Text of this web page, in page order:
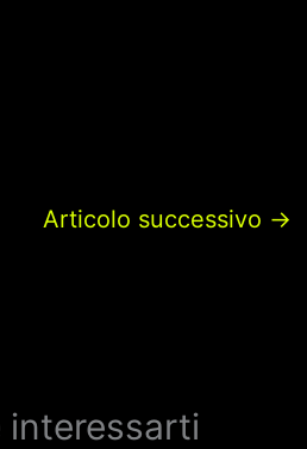
Articolo successivo →
interessarti